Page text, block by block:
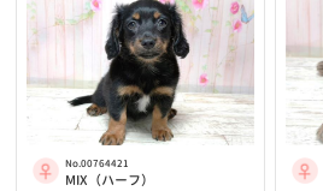
No.00764421
MIX（ハーフ）